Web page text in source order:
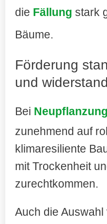
die Fällung stark
Bäume.
Förderung
und
Bei
zunehmend auf
klimaresiliente
mit Trockenheit
zurechtkommen.
Auch die